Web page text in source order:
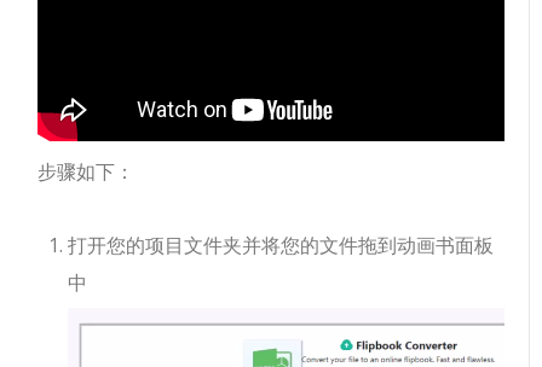
步骤如下：
打开您的项目文件夹并将您的文件拖到动画书面板
中